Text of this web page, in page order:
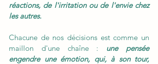
réactions, de l'irritation ou de l'envie chez
les autres.
Chacune de nos décisions est comme un
maillon d'une chaîne : une pensée
engendre une émotion, qui, à son tour,